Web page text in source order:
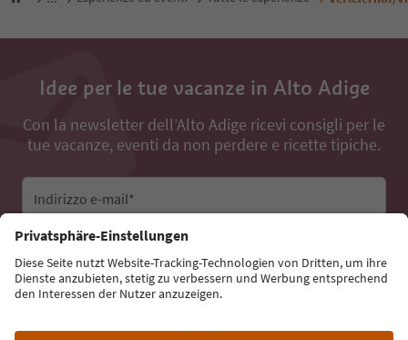
Idee per le tue vacanze in Alto Adige
Con la newsletter dell’Alto Adige ricevi consigli per le
tue vacanze, eventi da non perdere e ricette tipiche.
Indirizzo e-mail*
Iscriviti alla newsletter